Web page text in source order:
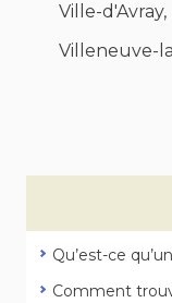
Ville-d'Avray,
Villeneuve-
Qu’est-ce
Comment